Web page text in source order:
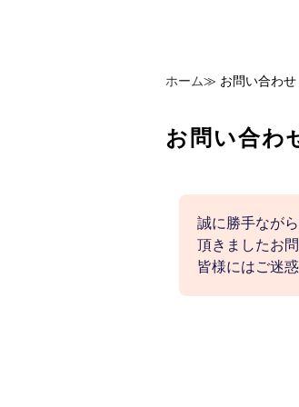
ホーム≫ お問い合わ
お問い合わ
誠に勝手なが
頂きましたお
皆様にはご迷